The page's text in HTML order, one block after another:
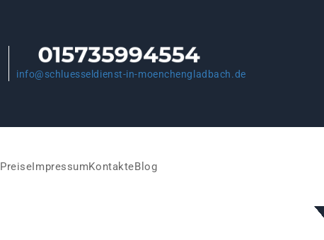
info@schluesseldienst-in-moenchengladbach.de
PreiseImpressumKontakteBlog